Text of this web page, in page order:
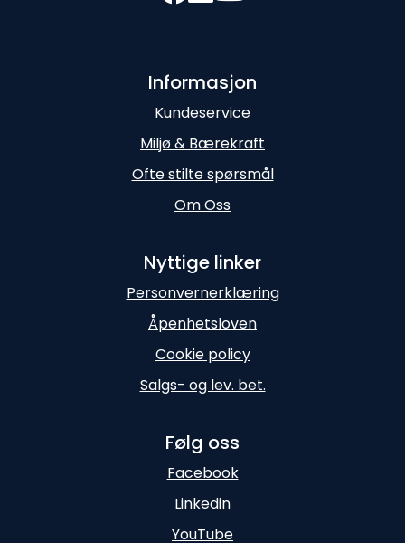
Informasjon
Kundeservice
Miljø & Bærekraft
Ofte stilte spørsmål
Om Oss
Nyttige linker
Personvernerklæring
Åpenhetsloven
Cookie policy
Salgs- og lev. bet.
Følg oss
Facebook
Linkedin
YouTube